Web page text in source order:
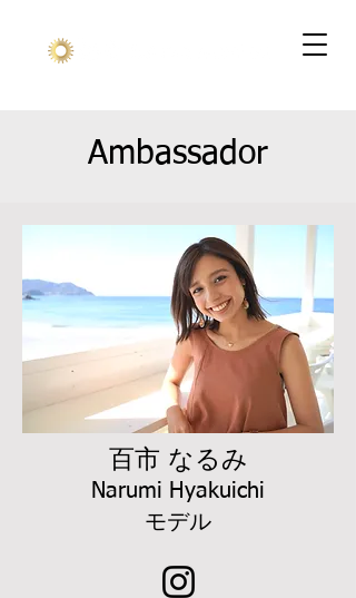
Ambassador
百市 なるみ
Narumi Hyakuichi
​モデル